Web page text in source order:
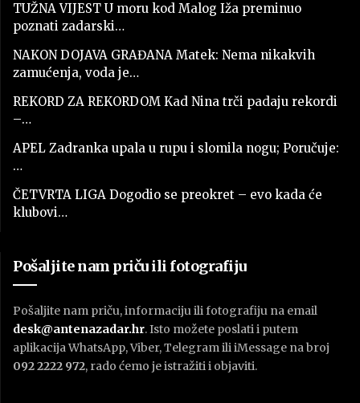
TUŽNA VIJEST U moru kod Malog Iža preminuo
poznati zadarski…
NAKON DOJAVA GRAĐANA Matek: Nema nikakvih
zamućenja, voda je…
REKORD ZA REKORDOM Kad Nina trči padaju rekordi
–…
APEL Zadranka upala u rupu i slomila nogu; Poručuje:
…
ČETVRTA LIGA Dogodio se preokret – evo kada će
klubovi…
Pošaljite nam priču ili fotografiju
Pošaljite nam priču, informaciju ili fotografiju na email
desk@antenazadar.hr. Isto možete poslati i putem
aplikacija WhatsApp, Viber, Telegram ili iMessage na broj
092 2222 972, rado ćemo je istražiti i objaviti.